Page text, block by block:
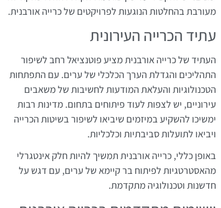
מעורבת בהחלטות הנוגעות לפרויקטים של כרייה אורבנית.
עתיד הכרייה העירונית
העתיד של כרייה אורבנית מציע פוטנציאל רחב לשיפור
התהליכים והגדלת הערך הכלכלי של ערים. עם התפתחות
הטכנולוגיות והעלאת המודעות לחשיבות של משאבים
עירוניים, יש לצפות לעוד פיתוחים בתחום. מדינות רבות
ימשיכו להשקיע במיזמים שיביאו לשיפור בשיטות הכרייה
ויביאו לתועלות סביבתיות וכלכליות.
באופן כללי, כרייה אורבנית תמשיך להיות חלק אינטגרלי
מהאסטרטגיות לפיתוח בר קיימא של ערים, עם דגש על
חדשנות וטכנולוגיה מתקדמת.